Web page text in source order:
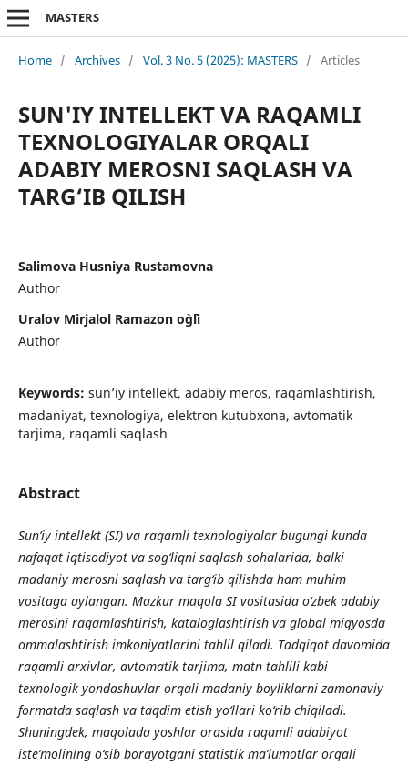
MASTERS
Home / Archives / Vol. 3 No. 5 (2025): MASTERS / Articles
SUN'IY INTELLEKT VA RAQAMLI
TEXNOLOGIYALAR ORQALI
ADABIY MEROSNI SAQLASH VA
TARG‘IB QILISH
Salimova Husniya Rustamovna
Author
Uralov Mirjalol Ramazon o`g`li
Author
Keywords: sun’iy intellekt, adabiy meros, raqamlashtirish,
madaniyat, texnologiya, elektron kutubxona, avtomatik
tarjima, raqamli saqlash
Abstract
Sun’iy intellekt (SI) va raqamli texnologiyalar bugungi kunda
nafaqat iqtisodiyot va sog‘liqni saqlash sohalarida, balki
madaniy merosni saqlash va targ‘ib qilishda ham muhim
vositaga aylangan. Mazkur maqola SI vositasida o‘zbek adabiy
merosini raqamlashtirish, kataloglashtirish va global miqyosda
ommalashtirish imkoniyatlarini tahlil qiladi. Tadqiqot davomida
raqamli arxivlar, avtomatik tarjima, matn tahlili kabi
texnologik yondashuvlar orqali madaniy boyliklarni zamonaviy
formatda saqlash va taqdim etish yo‘llari ko‘rib chiqiladi.
Shuningdek, maqolada yoshlar orasida raqamli adabiyot
iste’molining o‘sib borayotgani statistik ma’lumotlar orqali